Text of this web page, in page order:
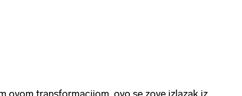
ovom transformacijom, ovo se zove izlazak iz